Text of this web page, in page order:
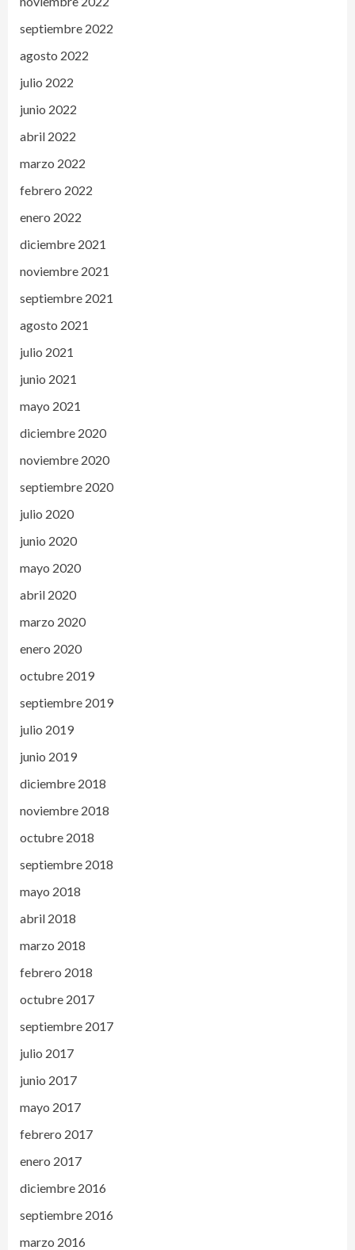
septiembre 2022
agosto 2022
julio 2022
junio 2022
abril 2022
marzo 2022
febrero 2022
enero 2022
diciembre 2021
noviembre 2021
septiembre 2021
agosto 2021
julio 2021
junio 2021
mayo 2021
diciembre 2020
noviembre 2020
septiembre 2020
julio 2020
junio 2020
mayo 2020
abril 2020
marzo 2020
enero 2020
octubre 2019
septiembre 2019
julio 2019
junio 2019
diciembre 2018
noviembre 2018
octubre 2018
septiembre 2018
mayo 2018
abril 2018
marzo 2018
febrero 2018
octubre 2017
septiembre 2017
julio 2017
junio 2017
mayo 2017
febrero 2017
enero 2017
diciembre 2016
septiembre 2016
marzo 2016